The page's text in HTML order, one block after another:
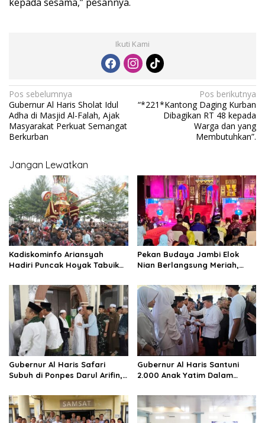
Ikuti Kami
N
a
v
i
g
s
i
p
o
s
Pos sebelumnya
Gubernur Al Haris Sholat Idul
Adha di Masjid Al-Falah, Ajak
Masyarakat Perkuat Semangat
Berkurban
Pos berikutnya
“*221*Kantong Daging Kurban
Dibagikan RT 48 kepada
Warga dan yang
Membutuhkan”.
Jangan Lewatkan
Kadiskominfo Ariansyah
Hadiri Puncak Hoyak Tabuik
Mewakili Gubernur Jambi
Pekan Budaya Jambi Elok
Nian Berlangsung Meriah,
Taman Mini Melayu Jambi
Gubernur Al Haris Safari
Subuh di Ponpes Darul Arifin,
Pengajian
Gubernur Al Haris Santuni
2.000 Anak Yatim Dalam
H